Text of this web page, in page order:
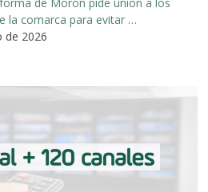
la comarca para evitar …
de 2026